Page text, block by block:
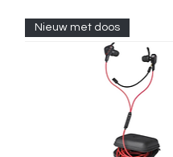
Nieuw met doos